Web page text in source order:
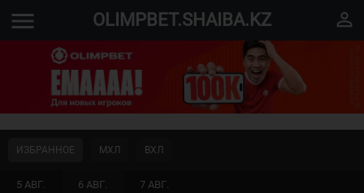
menu OLIMPBET.SHAIBA.KZ perm_identity
5 АВГ. 6 АВГ. 7 АВГ.
ИЗБРАННОЕ МХЛ ВХЛ